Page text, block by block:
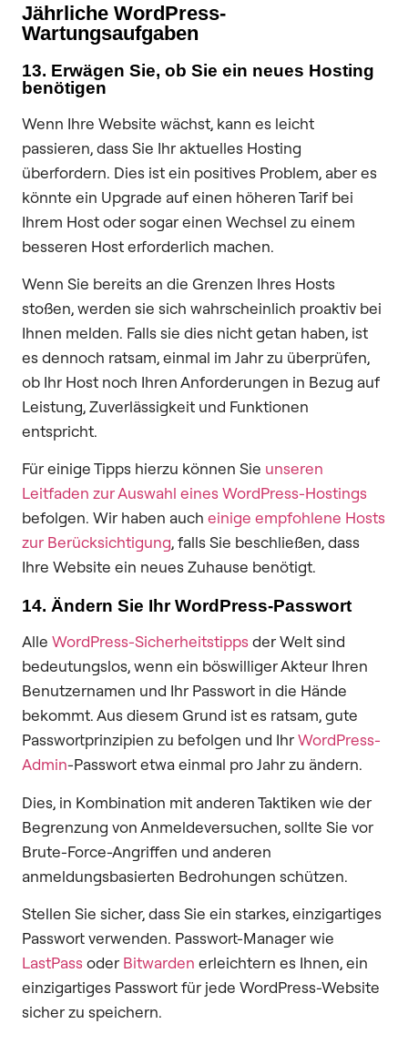
Jährliche WordPress-
Wartungsaufgaben
13. Erwägen Sie, ob Sie ein neues Hosting
benötigen
Wenn Ihre Website wächst, kann es leicht
passieren, dass Sie Ihr aktuelles Hosting
überfordern. Dies ist ein positives Problem, aber es
könnte ein Upgrade auf einen höheren Tarif bei
Ihrem Host oder sogar einen Wechsel zu einem
besseren Host erforderlich machen.
Wenn Sie bereits an die Grenzen Ihres Hosts
stoßen, werden sie sich wahrscheinlich proaktiv bei
Ihnen melden. Falls sie dies nicht getan haben, ist
es dennoch ratsam, einmal im Jahr zu überprüfen,
ob Ihr Host noch Ihren Anforderungen in Bezug auf
Leistung, Zuverlässigkeit und Funktionen
entspricht.
Für einige Tipps hierzu können Sie unseren
Leitfaden zur Auswahl eines WordPress-Hostings
befolgen. Wir haben auch einige empfohlene Hosts
zur Berücksichtigung, falls Sie beschließen, dass
Ihre Website ein neues Zuhause benötigt.
14. Ändern Sie Ihr WordPress-Passwort
Alle WordPress-Sicherheitstippsder Welt sind
bedeutungslos, wenn ein böswilliger Akteur Ihren
Benutzernamen und Ihr Passwort in die Hände
bekommt. Aus diesem Grund ist es ratsam, gute
Passwortprinzipien zu befolgen und IhrWordPress-
Admin-Passwort etwa einmal pro Jahr zu ändern.
Dies, in Kombination mit anderen Taktiken wie der
Begrenzung von Anmeldeversuchen, sollte Sie vor
Brute-Force-Angriffen und anderen
anmeldungsbasierten Bedrohungen schützen.
Stellen Sie sicher, dass Sie ein starkes, einzigartiges
Passwort verwenden. Passwort-Manager wie
LastPassoder Bitwarden erleichtern es Ihnen, ein
einzigartiges Passwort für jede WordPress-Website
sicher zu speichern.